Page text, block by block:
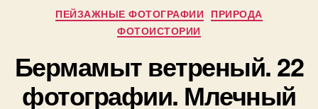
Рубрики
ПЕЙЗАЖНЫЕ ФОТОГРАФИИ ПРИРОДА
ФОТОИСТОРИИ
Бермамыт ветреный. 22
фотографии. Млечный
А
в
о
:
1
3